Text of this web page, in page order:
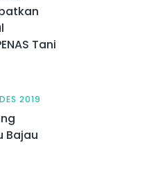
Tani
2019
Bajau